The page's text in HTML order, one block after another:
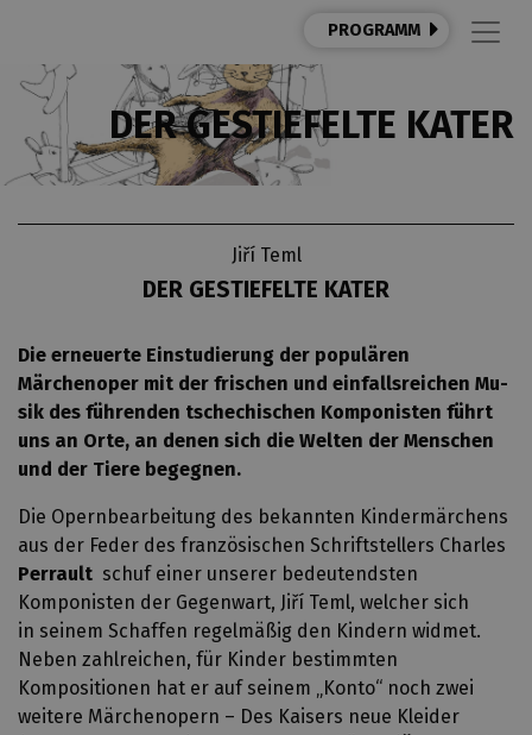
PROGRAMM
DER GESTIEFELTE KATER
Jiří Teml
DER GESTIEFELTE KATER
Die erneuerte Einstudierung der populären
Märchenoper mit der frischen und einfallsreichen Mu-
sik des führenden tschechischen Komponisten führt
uns an Orte, an denen sich die Welten der Menschen
und der Tiere begegnen.
Die Opernbearbeitung des bekannten Kindermärchens
aus der Feder des französischen Schriftstellers Charles
Perrault schuf einer unserer bedeutendsten
Komponisten der Gegenwart, Jiří Teml, welcher sich
in seinem Schaffen regelmäßig den Kindern widmet.
Neben zahlreichen, für Kinder bestimmten
Kompositionen hat er auf seinem „Konto“ noch zwei
weitere Märchenopern – Des Kaisers neue Kleider